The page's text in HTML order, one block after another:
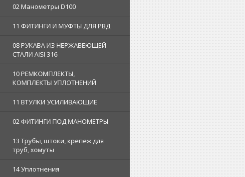
02 Манометры D100
11 ФИТИНГИ И МУФТЫ ДЛЯ РВД
08 РУКАВА ИЗ НЕРЖАВЕЮЩЕЙ
СТАЛИ AISI 316
10 РЕМКОМПЛЕКТЫ,
КОМПЛЕКТЫ УПЛОТНЕНИЙ
11 ВТУЛКИ УСИЛИВАЮЩИЕ
02 ФИТИНГИ ПОД МАНОМЕТРЫ
13 Трубы, штоки, крепеж для
труб, хомуты
14 Уплотнения